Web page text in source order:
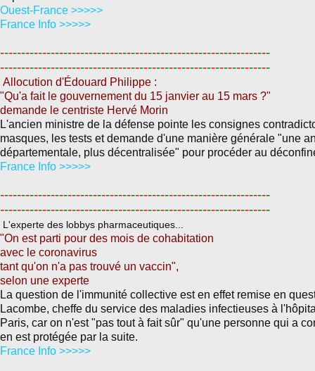
Ouest-France >>>>>
France Info >>>>>
----------------------------------------------------------------
----------------------------------------------------------------
Allocution d'Édouard Philippe :
"Qu'a fait le gouvernement du 15 janvier au 15 mars ?"
demande le centriste Hervé Morin
L'ancien ministre de la défense pointe les consignes
masques, les tests et demande d'une manière générale "une
départementale, plus décentralisée" pour procéder au
France Info >>>>>
----------------------------------------------------------------
----------------------------------------------------------------
L'experte des lobbys pharmaceutiques...
"On est parti pour des mois de cohabitation
avec le coronavirus
tant qu'on n'a pas trouvé un vaccin",
selon une experte
La question de l'immunité collective est en effet remise en
Lacombe, cheffe du service des maladies infectieuses à
Paris, car on n'est "pas tout à fait sûr" qu'une personne qui a
en est protégée par la suite.
France Info >>>>>